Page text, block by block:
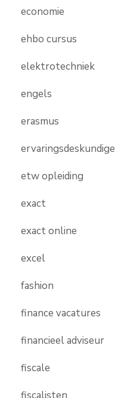
economie
ehbo cursus
elektrotechniek
engels
erasmus
ervaringsdeskundige
etw opleiding
exact
exact online
excel
fashion
finance vacatures
financieel adviseur
fiscale